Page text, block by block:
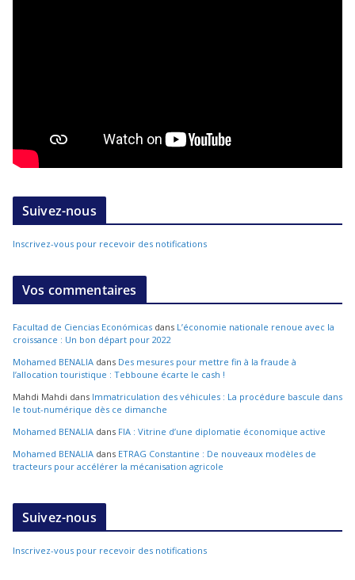
Suivez-nous
Inscrivez-vous pour recevoir des notifications
Vos commentaires
Facultad de Ciencias Económicas dans L’économie nationale renoue avec la
croissance : Un bon départ pour 2022
Mohamed BENALIA dans Des mesures pour mettre fin à la fraude à
l’allocation touristique : Tebboune écarte le cash !
Mahdi Mahdi dans Immatriculation des véhicules : La procédure bascule dans
le tout-numérique dès ce dimanche
Mohamed BENALIA dans FIA : Vitrine d’une diplomatie économique active
Mohamed BENALIA dans ETRAG Constantine : De nouveaux modèles de
tracteurs pour accélérer la mécanisation agricole
Suivez-nous
Inscrivez-vous pour recevoir des notifications